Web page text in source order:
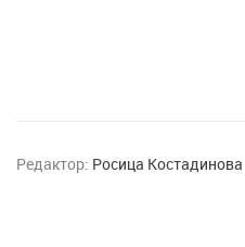
Редактор: Росица Костадинова